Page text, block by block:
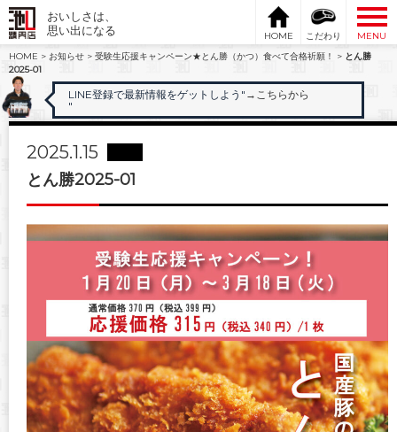
おいしさは、
思い出になる
HOME こだわり
MENU
HOME > お知らせ > 受験生応援キャンペーン★とん勝（かつ）食べて合格祈願！ > とん勝
2025-01
LINE登録で最新情報をゲットしよう" →こちらから
"
2025.1.15
とん勝2025-01